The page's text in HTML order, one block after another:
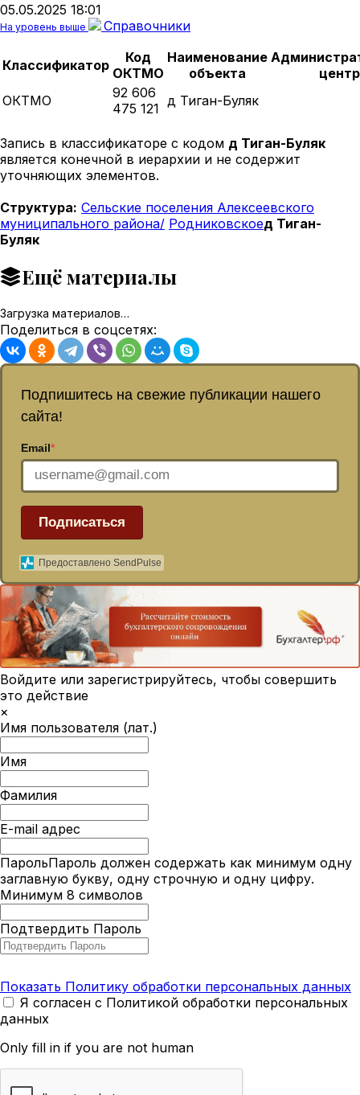
05.05.2025 18:01
На уровень выше Справочники
Классификатор
Код
ОКТМО
Наименование
объекта
центр
ОКТМО
92 606
475 121 д Тиган-Буляк
Запись в классификаторе с кодом д Тиган-Буляк
является конечной в иерархии и не содержит
уточняющих элементов.
Структура: Сельские поселения Алексеевского
муниципального района/ Родниковскоед Тиган-
Буляк
Ещё материалы
Загрузка материалов…
Поделиться в соцсетях:
Подпишитесь на свежие публикации нашего
сайта!
Email*
Подписаться
Предоставлено SendPulse
Войдите или зарегистрируйтесь, чтобы совершить
это действие
×
Имя пользователя (лат.)
Имя
Фамилия
E-mail адрес
ПарольПароль должен содержать как минимум одну
заглавную букву, одну строчную и одну цифру.
Минимум 8 символов
Подтвердить Пароль
Показать Политику обработки персональных данных
Я согласен с Политикой обработки персональных
данных
Only fill in if you are not human